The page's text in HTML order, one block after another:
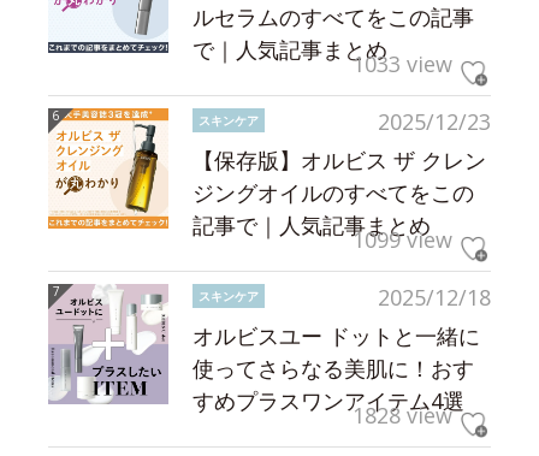
ルセラムのすべてをこの記事
で｜人気記事まとめ1033 view
2025/12/23
スキンケア
【保存版】オルビス ザ クレン
ジングオイルのすべてをこの
記事で｜人気記事まとめ
1099 view
2025/12/18
スキンケア
オルビスユー ドットと一緒に
使ってさらなる美肌に！おす
すめプラスワンアイテム4選
1828 view